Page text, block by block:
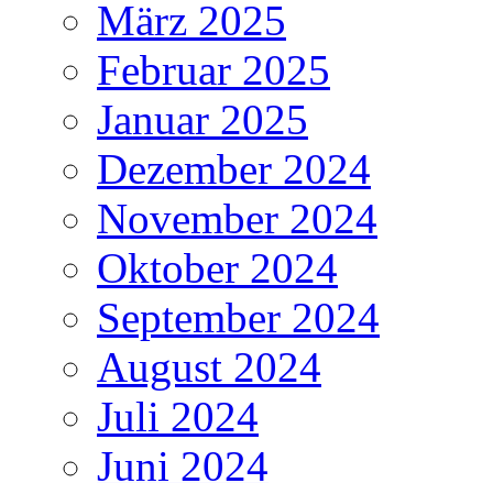
März 2025
Februar 2025
Januar 2025
Dezember 2024
November 2024
Oktober 2024
September 2024
August 2024
Juli 2024
Juni 2024